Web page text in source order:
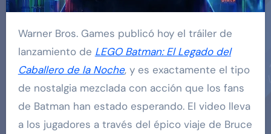
Warner Bros. Games publicó hoy el tráiler de
lanzamiento de LEGO Batman: El Legado del
Caballero de la Noche, y es exactamente el tipo
de nostalgia mezclada con acción que los fans
de Batman han estado esperando. El video lleva
a los jugadores a través del épico viaje de Bruce